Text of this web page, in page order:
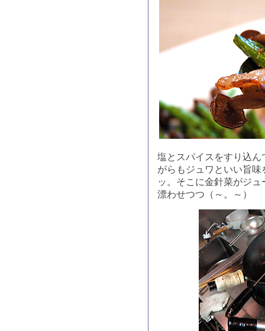
塩とスパイスをすり込
がらもジュワといい旨
ッ。そこに金針菜がジ
漂わせつつ（～。～）